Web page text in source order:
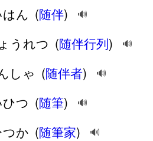
ん (随伴) 🔊
うれつ (随伴行列) 🔊
しゃ (随伴者) 🔊
つ (随筆) 🔊
か (随筆家) 🔊